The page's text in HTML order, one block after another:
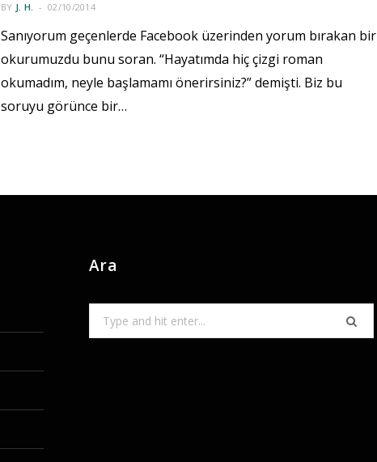
BY J. H. 02/10/2014
Sanıyorum geçenlerde Facebook üzerinden yorum bırakan bir
okurumuzdu bunu soran. “Hayatımda hiç çizgi roman
okumadım, neyle başlamamı önerirsiniz?” demişti. Biz bu
soruyu görünce bir…
Ara
for: